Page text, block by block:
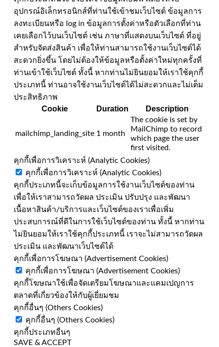
อุปกรณ์อิเล็กทรอนิกส์ที่ท่านใช้เข้าชมเว็บไซต์ ข้อมูลการ
ลงทะเบียนหรือ log in ข้อมูลการตั้งค่าหรือตัวเลือกที่ท่าน
เคยเลือกไว้บนเว็บไซต์ เช่น ภาษาที่แสดงบนเว็บไซต์ ที่อยู่
สำหรับจัดส่งสินค้า เพื่อให้ท่านสามารถใช้งานเว็บไซต์ได้
สะดวกยิ่งขึ้น โดยไม่ต้องให้ข้อมูลหรือตั้งค่าใหม่ทุกครั้งที่
ท่านเข้าใช้เว็บไซต์ ทั้งนี้ หากท่านไม่ยินยอมให้เราใช้คุกกี้
ประเภทนี้ ท่านอาจใช้งานเว็บไซต์ได้ไม่สะดวกและไม่เต็ม
ประสิทธิภาพ
Cookie Duration Description
mailchimp_landing_site 1 month
The cookie is set by
MailChimp to record
which page the user
first visited.
คุกกี้เพื่อการวิเคราะห์ (Analytic Cookies)
คุกกี้เพื่อการวิเคราะห์ (Analytic Cookies)
คุกกี้ประเภทนี้จะเก็บข้อมูลการใช้งานเว็บไซต์ของท่าน
เพื่อให้เราสามารถวัดผล ประเมิน ปรับปรุง และพัฒนา
เนื้อหาสินค้า/บริการและเว็บไซต์ของเราเพื่อเพิ่ม
ประสบการณ์ที่ดีในการใช้เว็บไซต์ของท่าน ทั้งนี้ หากท่าน
ไม่ยินยอมให้เราใช้คุกกี้ประเภทนี้ เราจะไม่สามารถวัดผล
ประเมิน และพัฒนาเว็บไซต์ได้
คุกกี้เพื่อการโฆษณา (Advertisement Cookies)
คุกกี้เพื่อการโฆษณา (Advertisement Cookies)
คุกกี้โฆษณาใช้เพื่อจัดเตรียมโฆษณาและแคมเปญการ
ตลาดที่เกี่ยวข้องให้กับผู้เยี่ยมชม
คุกกี้อื่นๆ (Others Cookies)
คุกกี้อื่นๆ (Others Cookies)
คุกกี้ประเภทอื่นๆ
SAVE & ACCEPT